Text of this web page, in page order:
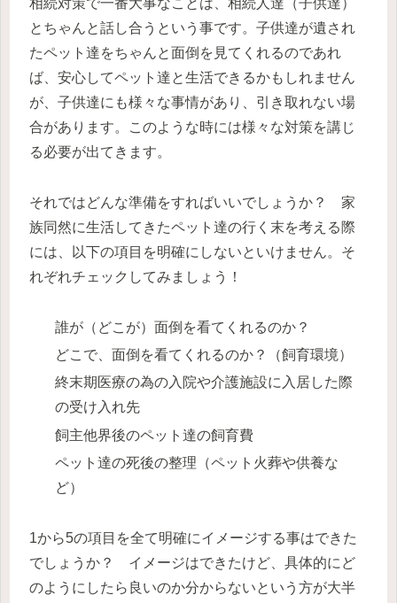
相続対策で一番大事なことは、相続人達（子供達）
とちゃんと話し合うという事です。子供達が遺され
たペット達をちゃんと面倒を見てくれるのであれ
ば、安心してペット達と生活できるかもしれません
が、子供達にも様々な事情があり、引き取れない場
合があります。このような時には様々な対策を講じ
る必要が出てきます。
それではどんな準備をすればいいでしょうか？ 家
族同然に生活してきたペット達の行く末を考える際
には、以下の項目を明確にしないといけません。 そ
れぞれチェックしてみましょう！
誰が（どこが）面倒を看てくれるのか？
どこで、面倒を看てくれるのか？（飼育環境）
終末期医療の為の入院や介護施設に入居した際
の受け入れ先
飼主他界後のペット達の飼育費
ペット達の死後の整理（ペット火葬や供養な
ど）
1から5の項目を全て明確にイメージする事はできた
でしょうか？ イメージはできたけど、具体的にど
のようにしたら良いのか分からないという方が大半